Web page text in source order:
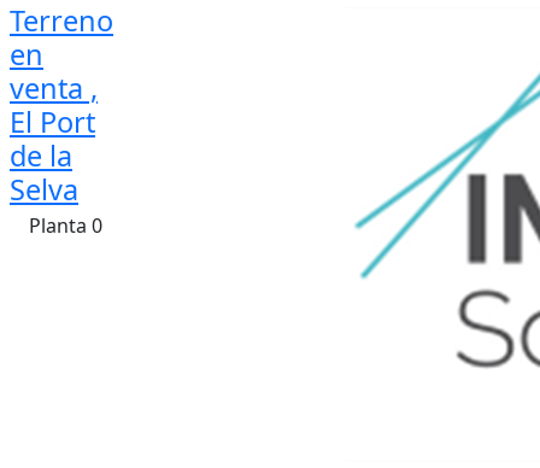
Terreno
en
venta ,
El Port
de la
Selva
Planta 0